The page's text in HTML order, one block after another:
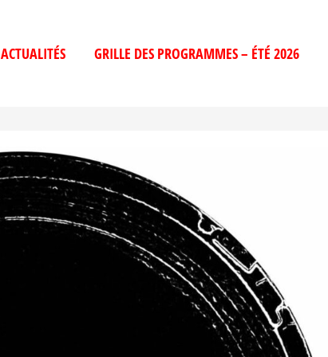
ACTUALITÉS GRILLE DES PROGRAMMES – ÉTÉ 2026